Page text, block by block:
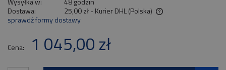
Dostawa:
25,00 zł - Kurier DHL (Polska)
Cena nie zawiera ewentualnych kosztów płatności
sprawdź formy dostawy
Cena: 1 045,00 zł